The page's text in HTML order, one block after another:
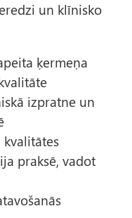
un klīnisko
ķermeņa
izpratne un
kvalitātes
praksē, vadot